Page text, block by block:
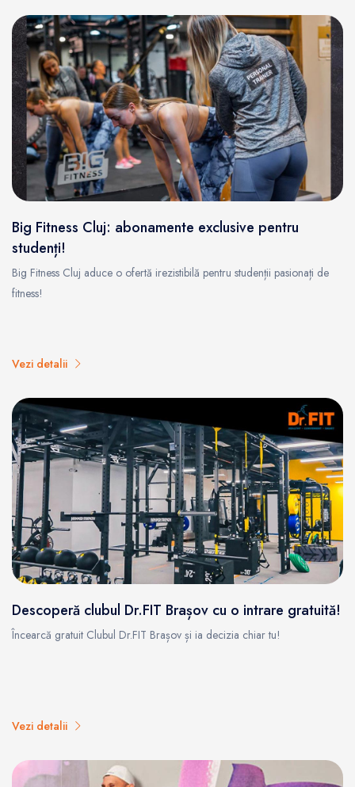
Big Fitness Cluj: abonamente exclusive pentru
studenți!
Big Fitness Cluj aduce o ofertă irezistibilă pentru studenții pasionați de
fitness!
Vezi detalii
Descoperă clubul Dr.FIT Brașov cu o intrare gratuită!
Încearcă gratuit Clubul Dr.FIT Brașov și ia decizia chiar tu!
Vezi detalii